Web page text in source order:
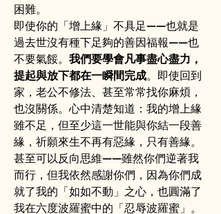
困難。
即使你的「增上緣」不具足——也就是
過去世沒有種下足夠的善因福報——也
不要氣餒。 我們要學會凡事盡心盡力，
提起與放下都在一瞬間完成。即使回到
家，老公不修法、甚至常常找你麻煩，
也沒關係。心中清楚知道：我的增上緣
雖不足，但至少這一世能與你結一段善
緣，祈願來生不再有惡緣，只有善緣。
甚至可以反向思維——雖然你們逆著我
而行，但我依然感謝你們，因為你們成
就了我的「如如不動」之心，也圓滿了
我在六度波羅蜜中的「忍辱波羅蜜」。